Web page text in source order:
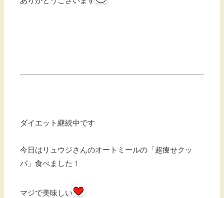
ダイエット継続中です
今日はリュウジさんのオートミールの「超痩せクッ
パ」食べました！
マジで美味しい